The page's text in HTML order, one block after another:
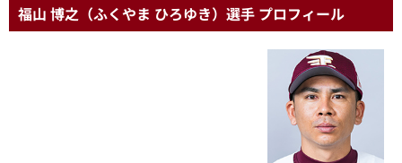
福山 博之（ふくやま ひろゆき）選手 プロフィール